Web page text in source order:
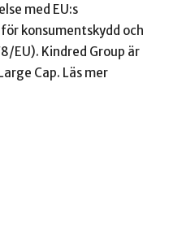
med EU:s
konsumentskydd och
EU). Kindred Group är
Cap. Läs mer